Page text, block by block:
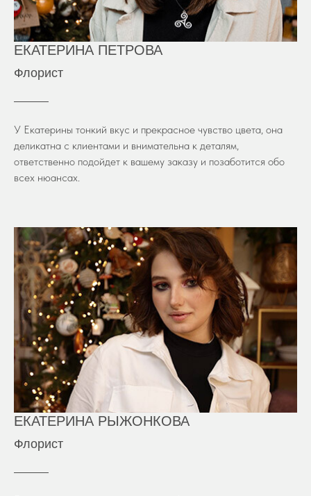
ЕКАТЕРИНА ПЕТРОВА
Флорист
У Екатерины тонкий вкус и прекрасное чувство цвета, она
деликатна с клиентами и внимательна к деталям,
ответственно подойдет к вашему заказу и позаботится обо
всех нюансах.
ЕКАТЕРИНА РЫЖОНКОВА
Флорист